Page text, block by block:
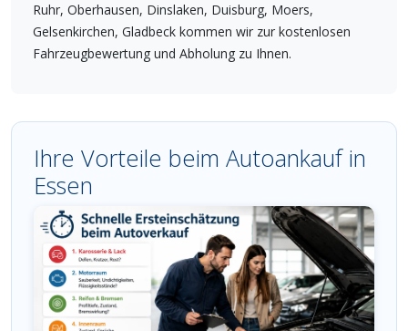
Ruhr, Oberhausen, Dinslaken, Duisburg, Moers,
Gelsenkirchen, Gladbeck kommen wir zur kostenlosen
Fahrzeugbewertung und Abholung zu Ihnen.
Ihre Vorteile beim Autoankauf in
Essen